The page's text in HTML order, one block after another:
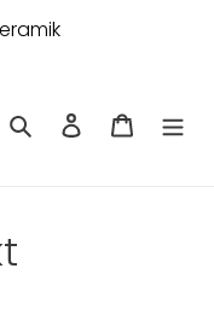
Søg Log ind